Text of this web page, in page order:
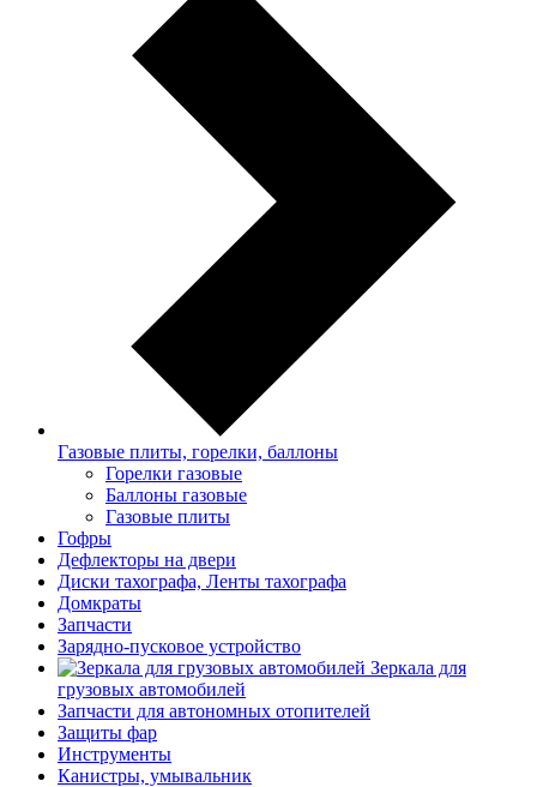
Газовые плиты, горелки, баллоны
Горелки газовые
Баллоны газовые
Газовые плиты
Гофры
Дефлекторы на двери
Диски тахографа, Ленты тахографа
Домкраты
Запчасти
Зарядно-пусковое устройство
Зеркала для
грузовых автомобилей
Запчасти для автономных отопителей
Защиты фар
Инструменты
Канистры, умывальник